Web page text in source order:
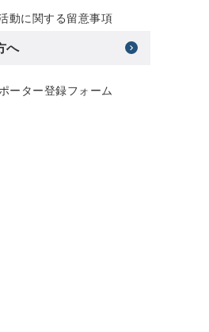
動に関する留意事項
へ
ーター登録フォーム